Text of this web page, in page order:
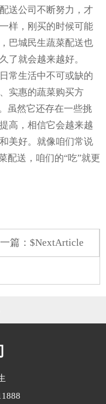
送公司不断努力，才
样，刚买的时候可能
巴城民生蔬菜配送也
了就会越来越好。
常生活中不可或缺的
实惠的蔬菜购买方
虽然它还存在一些挑
高，相信它会越来越
美好。就像咱们常说
配送，咱们的“吃”就更
篇：$NextArticle